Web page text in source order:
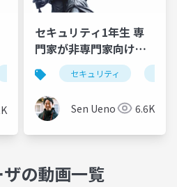
サイバーセキュリティ
セキュリティ1年生 専
門家が非専門家向けの
入門書を書くことにつ
いて
セキュリティ
Sen Ueno 6.6K
の動画一覧